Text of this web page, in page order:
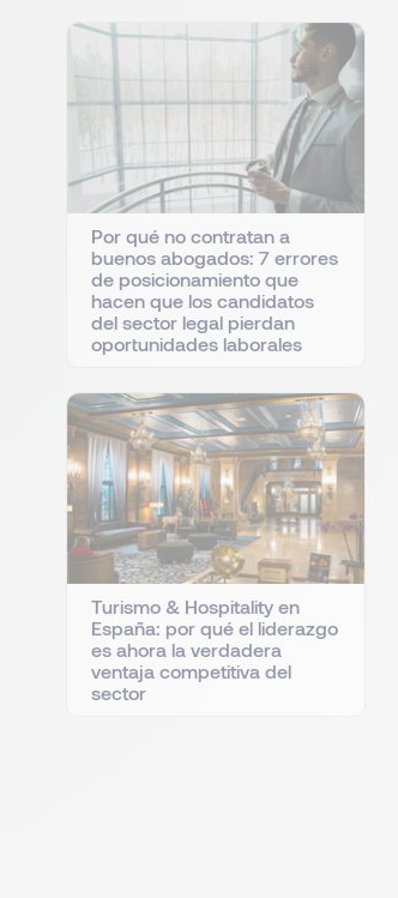
Por qué no contratan a
buenos abogados: 7 errores
de posicionamiento que
hacen que los candidatos
del sector legal pierdan
oportunidades laborales
Turismo & Hospitality en
España: por qué el liderazgo
es ahora la verdadera
ventaja competitiva del
sector